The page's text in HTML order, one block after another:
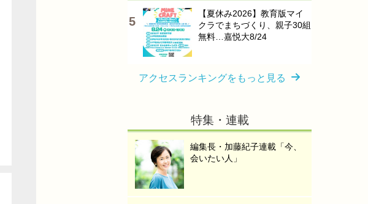
【夏休み2026】教育版マイ
クラでまちづくり、親子30組
無料…嘉悦大8/24
アクセスランキングをもっと見る
特集・連載
編集長・加藤紀子連載「今、
会いたい人」